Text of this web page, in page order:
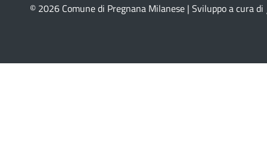
© 2026 Comune di Pregnana Milanese | Sviluppo a cura di